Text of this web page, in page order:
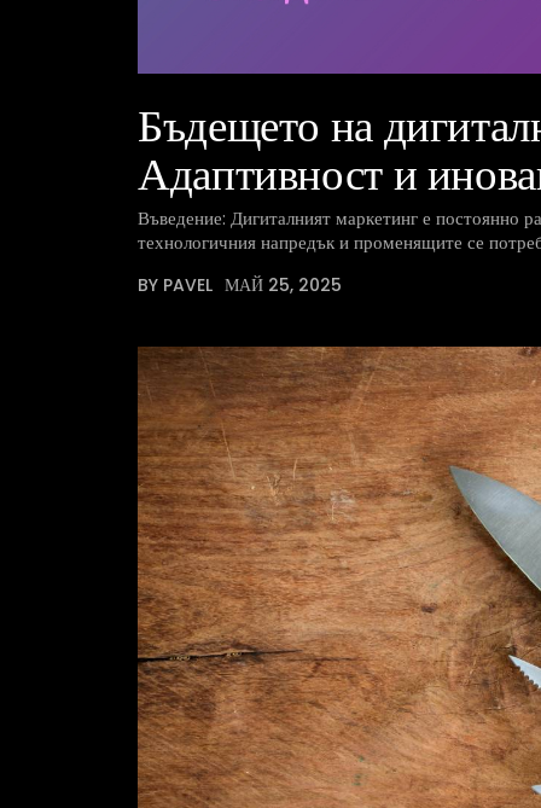
Бъдещето на
Адаптивност и
Въведение: Дигиталният маркетинг е постоянно
технологичния напредък и променящите се
BY PAVEL МАЙ 25, 2025